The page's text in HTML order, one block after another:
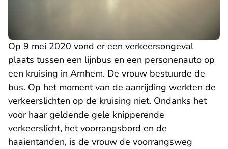
Op 9 mei 2020 vond er een verkeersongeval
plaats tussen een lijnbus en een personenauto op
een kruising in Arnhem. De vrouw bestuurde de
bus. Op het moment van de aanrijding werkten de
verkeerslichten op de kruising niet. Ondanks het
voor haar geldende gele knipperende
verkeerslicht, het voorrangsbord en de
haaientanden, is de vrouw de voorrangsweg